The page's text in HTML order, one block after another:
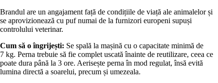
Brandul are un angajament față de condițiile de viață ale animalelor și
se aprovizionează cu puf numai de la furnizori europeni supuși
controlului veterinar.
Cum să o îngrijești: Se spală la mașină cu o capacitate minimă de
7 kg. Perna trebuie să fie complet uscată înainte de reutilizare, ceea ce
poate dura până la 3 ore. Aerisește perna în mod regulat, însă evită
lumina directă a soarelui, precum și umezeala.